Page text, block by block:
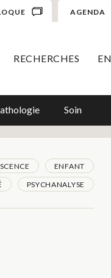
AGENDA
RECHERCHES
Soin
ENFANT
PSYCHANALYSE